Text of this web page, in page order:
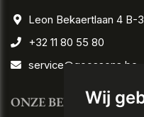
Wij
Leon Bekaertlaan 4 B-
+32 11 80 55 80
service@goossens.be
ONZE